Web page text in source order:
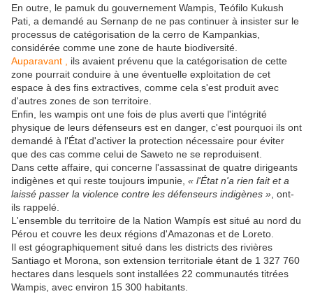
En outre, le pamuk du gouvernement Wampis, Teófilo Kukush
Pati, a demandé au Sernanp de ne pas continuer à insister sur le
processus de catégorisation de la cerro de Kampankias,
considérée comme une zone de haute biodiversité.
Auparavant ,
ils avaient prévenu que la catégorisation de cette
zone pourrait conduire à une éventuelle exploitation de cet
espace à des fins extractives, comme cela s'est produit avec
d'autres zones de son territoire.
Enfin, les wampis ont une fois de plus averti que l'intégrité
physique de leurs défenseurs est en danger, c'est pourquoi ils ont
demandé à l'État d'activer la protection nécessaire pour éviter
que des cas comme celui de Saweto ne se reproduisent.
Dans cette affaire, qui concerne l'assassinat de quatre dirigeants
indigènes et qui reste toujours impunie, « l'État n'a rien fait et a
laissé passer la violence contre les défenseurs indigènes » , ont-
ils rappelé.
L'ensemble du territoire de la Nation Wampís est situé au nord du
Pérou et couvre les deux régions d'Amazonas et de Loreto.
Il est géographiquement situé dans les districts des rivières
Santiago et Morona, son extension territoriale étant de 1 327 760
hectares dans lesquels sont installées 22 communautés titrées
Wampis, avec environ 15 300 habitants.